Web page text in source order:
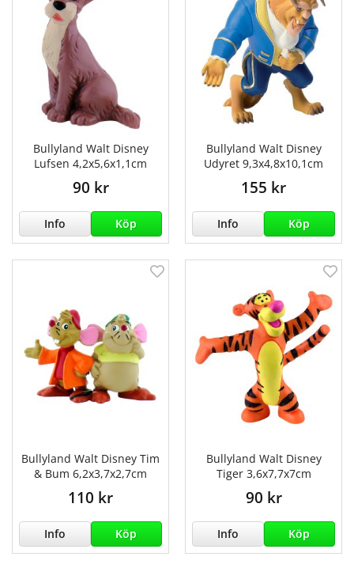
Bullyland Walt Disney
Lufsen 4,2x5,6x1,1cm
90 kr
Info Köp
Bullyland Walt Disney
Udyret 9,3x4,8x10,1cm
155 kr
Info Köp
Bullyland Walt Disney Tim
& Bum 6,2x3,7x2,7cm
110 kr
Info Köp
Bullyland Walt Disney
Tiger 3,6x7,7x7cm
90 kr
Info Köp